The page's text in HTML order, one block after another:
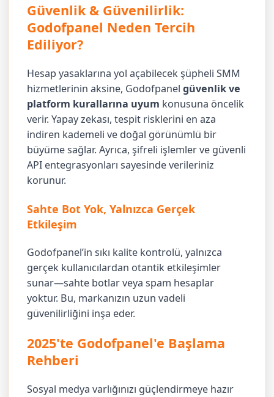
Güvenlik & Güvenilirlik:
Godofpanel Neden Tercih
Ediliyor?
Hesap yasaklarına yol açabilecek şüpheli SMM
hizmetlerinin aksine, Godofpanelgüvenlik ve
platform kurallarına uyum konusuna öncelik
verir. Yapay zekası, tespit risklerini en aza
indiren kademeli ve doğal görünümlü bir
büyüme sağlar. Ayrıca, şifreli işlemler ve güvenli
API entegrasyonları sayesinde verileriniz
korunur.
Sahte Bot Yok, Yalnızca Gerçek
Etkileşim
Godofpanel’in sıkı kalite kontrolü, yalnızca
gerçek kullanıcılardan otantik etkileşimler
sunar—sahte botlar veya spam hesaplar
yoktur. Bu, markanızın uzun vadeli
güvenilirliğini inşa eder.
2025'te Godofpanel'e Başlama
Rehberi
Sosyal medya varlığınızı güçlendirmeye hazır